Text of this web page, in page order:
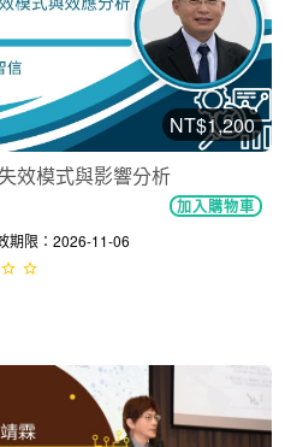
NT$1,200
效模式與影響分析
加入購物車
期限：2026-11-06